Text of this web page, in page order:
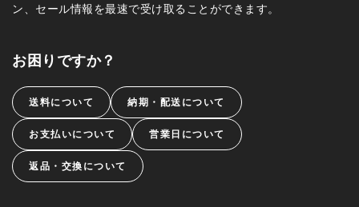
ン、セール情報を最速で受け取ることができます。
お困りですか？
送料について 納期・配送について
お支払いについて 営業日について
返品・交換について